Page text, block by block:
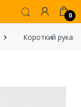
0
Короткий рукав